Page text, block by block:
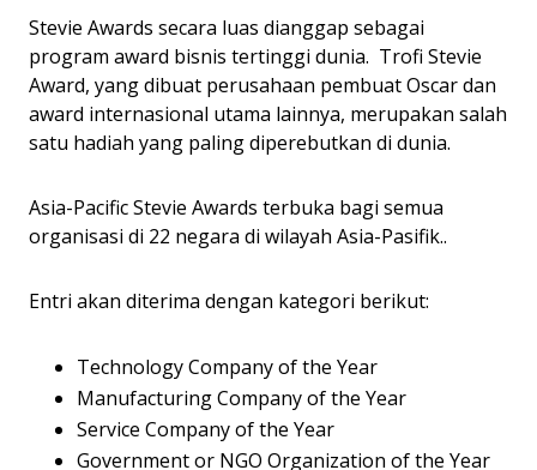
Stevie Awards secara luas dianggap sebagai
program award bisnis tertinggi dunia. Trofi Stevie
Award, yang dibuat perusahaan pembuat Oscar dan
award internasional utama lainnya, merupakan salah
satu hadiah yang paling diperebutkan di dunia.
Asia-Pacific Stevie Awards terbuka bagi semua
organisasi di 22 negara di wilayah Asia-Pasifik..
Entri akan diterima dengan kategori berikut:
Technology Company of the Year
Manufacturing Company of the Year
Service Company of the Year
Government or NGO Organization of the Year